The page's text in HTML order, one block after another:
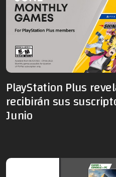
PlayStation Plus
recibirán sus
Junio